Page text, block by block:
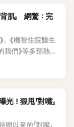
肌」 網驚：完
《機智住院醫生
我們》等多部熱門
受肯定，精緻
，讓不少網友看
！狠甩「對嘴」
以來的「對嘴」